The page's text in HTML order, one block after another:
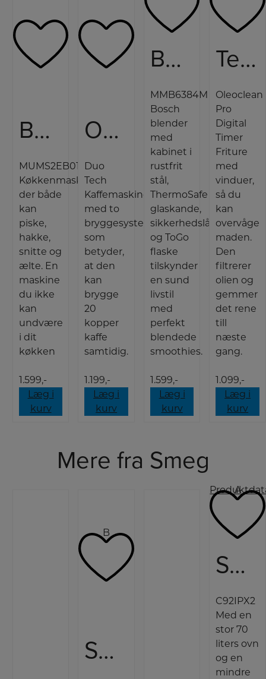
Bosch Røremaskine
MUMS2EB01
Køkkenmaskine
der både
kan
piske,
hakke,
snitte og
ælte. En
maskine
du ikke
kan
undvære
i dit
køkken
1.599,-
Læg i
kurv
OBH Nordica Kaffemaskine
Duo
Tech
Kaffemaskine
med to
bryggesystemer,
som
betyder,
at den
kan
brygge
20
kopper
kaffe
samtidig.
1.199,-
Læg i
kurv
Bosch Blender
MMB6384M
Bosch
blender
med
kabinet i
rustfrit
stål,
ThermoSafe
glaskande,
sikkerhedslåg
og ToGo
flaske
tilskynder
en sund
livstil
med
perfekt
blendede
smoothies.
1.599,-
Læg i
kurv
Tefal Friture
Oleoclean
Pro
Digital
Timer
Friture
med
vinduer,
så du
kan
overvåge
maden.
Den
filtrerer
olien og
gemmer
det rene
till
næste
gang.
1.099,-
Læg i
kurv
Mere fra Smeg
B
Smeg Integrerbar opvaskemaskine
A
Smeg Induktionskomfur
C92IPX2
Med en
stor 70
liters ovn
og en
mindre